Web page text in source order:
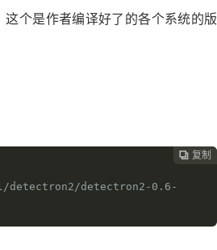
个是作者编译好了的各个系统的版
 复制
detectron2/detectron2-0.6-